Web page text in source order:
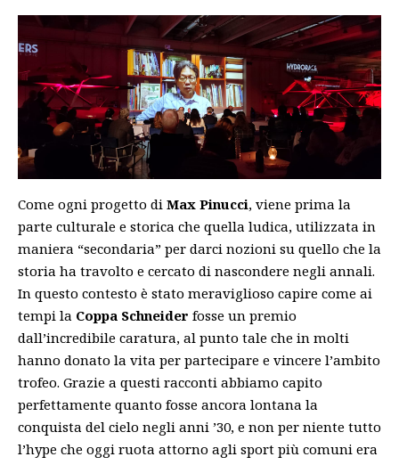
Come ogni progetto di Max Pinucci, viene prima la
parte culturale e storica che quella ludica, utilizzata in
maniera “secondaria” per darci nozioni su quello che la
storia ha travolto e cercato di nascondere negli annali.
In questo contesto è stato meraviglioso capire come ai
tempi la Coppa Schneider fosse un premio
dall’incredibile caratura, al punto tale che in molti
hanno donato la vita per partecipare e vincere l’ambito
trofeo. Grazie a questi racconti abbiamo capito
perfettamente quanto fosse ancora lontana la
conquista del cielo negli anni ’30, e non per niente tutto
l’hype che oggi ruota attorno agli sport più comuni era